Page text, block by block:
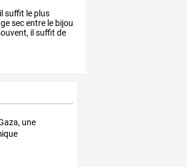
il suffit le plus
secentre le bijou
il suffit de
une